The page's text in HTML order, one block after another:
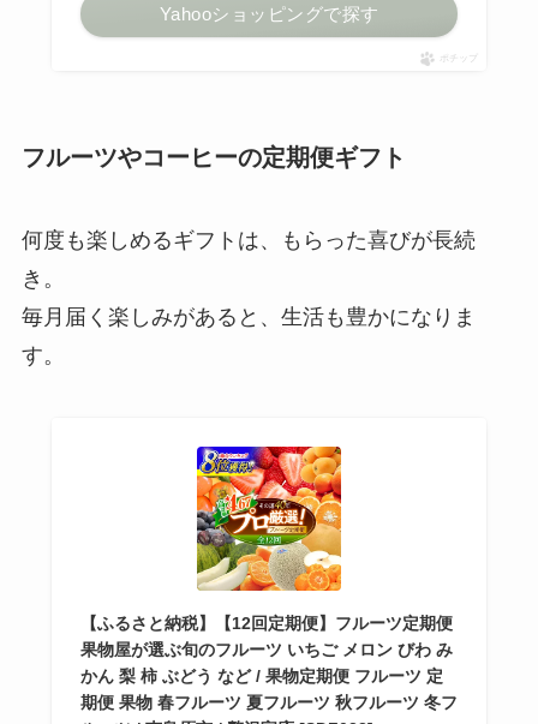
Yahooショッピングで探す
ポチップ
フルーツやコーヒーの定期便ギフト
何度も楽しめるギフトは、もらった喜びが長続
き。
毎月届く楽しみがあると、生活も豊かになりま
す。
【ふるさと納税】【12回定期便】フルーツ定期便
果物屋が選ぶ旬のフルーツ いちご メロン びわ み
かん 梨 柿 ぶどう など / 果物定期便 フルーツ 定
期便 果物 春フルーツ 夏フルーツ 秋フルーツ 冬フ